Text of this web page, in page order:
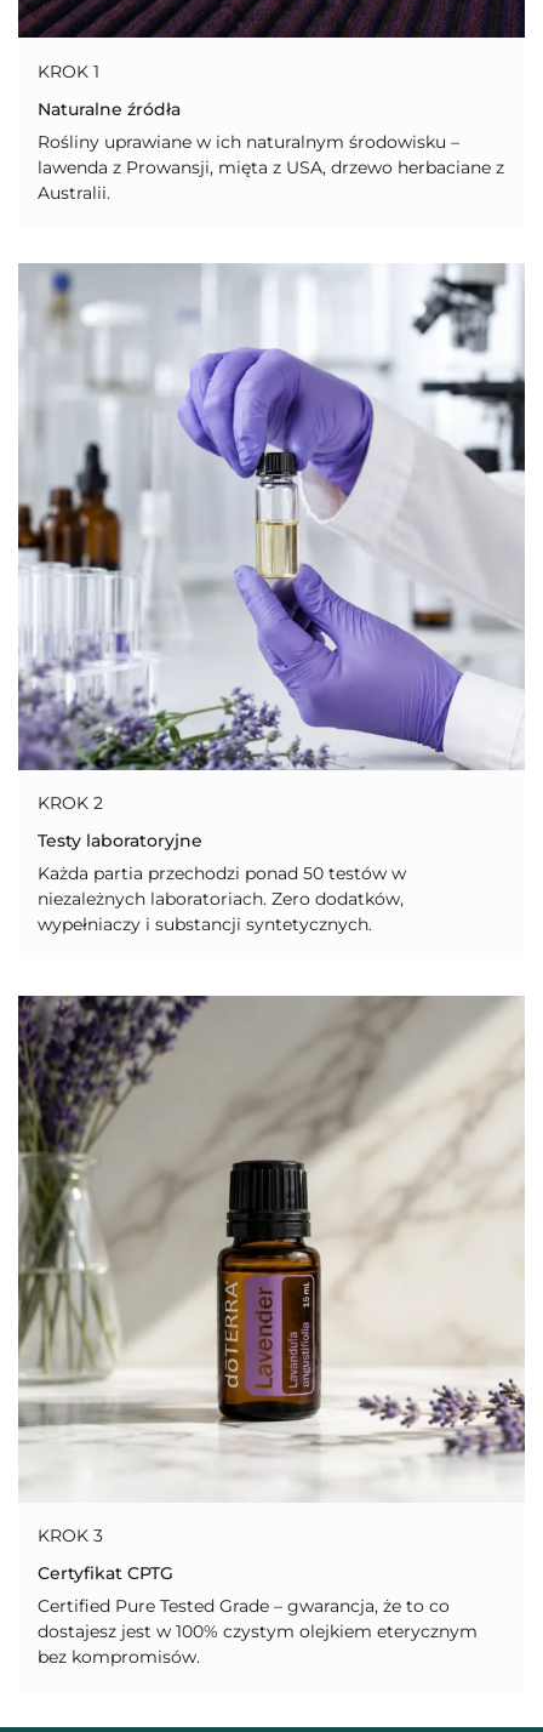
KROK 1
Naturalne źródła
Rośliny uprawiane w ich naturalnym środowisku –
lawenda z Prowansji, mięta z USA, drzewo herbaciane z
Australii.
KROK 2
Testy laboratoryjne
Każda partia przechodzi ponad 50 testów w
niezależnych laboratoriach. Zero dodatków,
wypełniaczy i substancji syntetycznych.
KROK 3
Certyfikat CPTG
Certified Pure Tested Grade – gwarancja, że to co
dostajesz jest w 100% czystym olejkiem eterycznym
bez kompromisów.